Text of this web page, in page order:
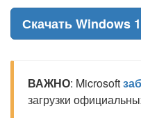
Скачать Windows
ВАЖНО: Microsoft
загрузки